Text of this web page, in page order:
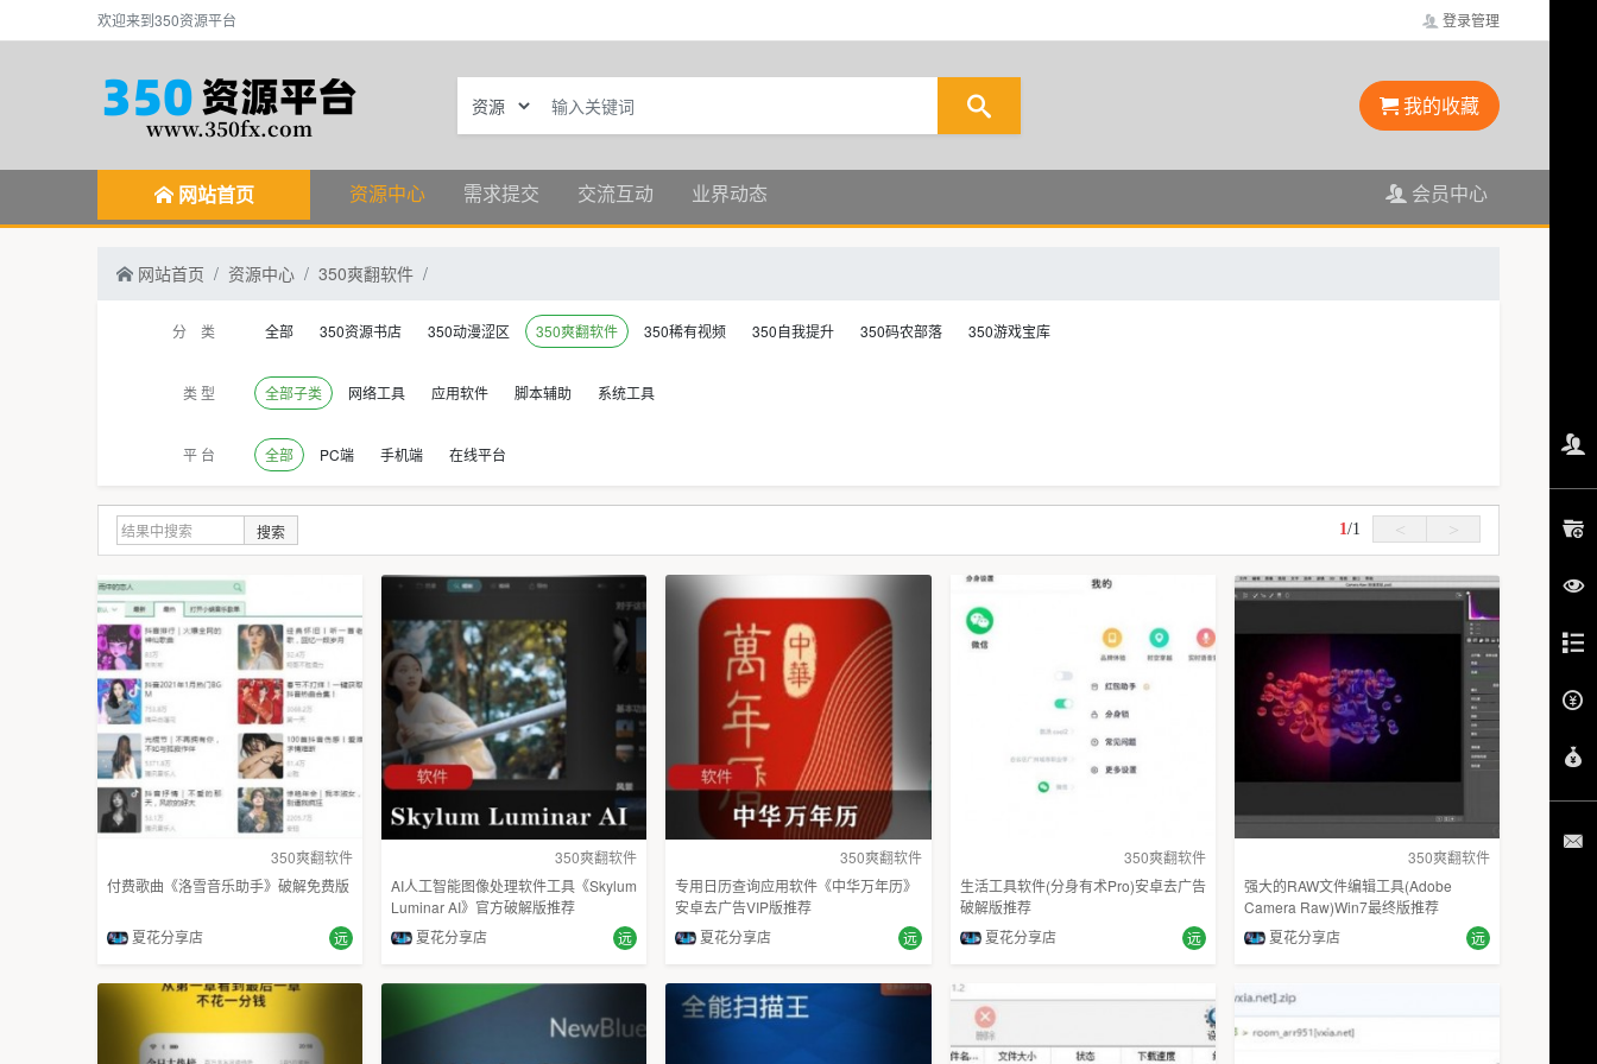
欢迎来到350资源平台 登录管理
我的收藏
网站首页 资源中心 需求提交 交流互动 业界动态 会员中心
网站首页 资源中心 350爽翻软件
分 类 全部 350资源书店 350动漫涩区 350爽翻软件 350稀有视频 350自我提升 350码农部落 350游戏宝库
类 型 全部子类 网络工具 应用软件 脚本辅助 系统工具
平 台 全部 PC端 手机端 在线平台
1/1 < >
搜索
350爽翻软件
付费歌曲《洛雪音乐助手》破解免费版
夏花分享店 远
350爽翻软件
AI人工智能图像处理软件工具《Skylum
Luminar AI》官方破解版推荐
夏花分享店
远
350爽翻软件
专用日历查询应用软件《中华万年历》
安卓去广告VIP版推荐
夏花分享店
远
350爽翻软件
生活工具软件(分身有术Pro)安卓去广告
破解版推荐
夏花分享店
远
350爽翻软件
强大的RAW文件编辑工具(Adobe
Camera Raw)Win7最终版推荐
夏花分享店
远